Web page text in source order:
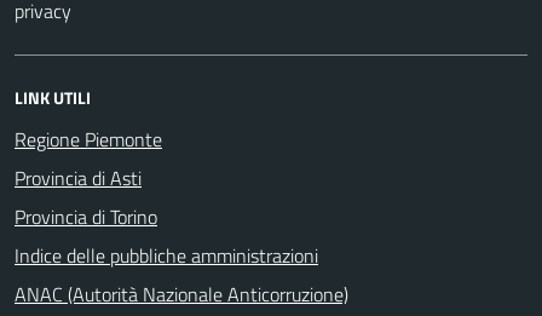
privacy
LINK UTILI
Regione Piemonte
Provincia di Asti
Provincia di Torino
Indice delle pubbliche amministrazioni
ANAC (Autorità Nazionale Anticorruzione)